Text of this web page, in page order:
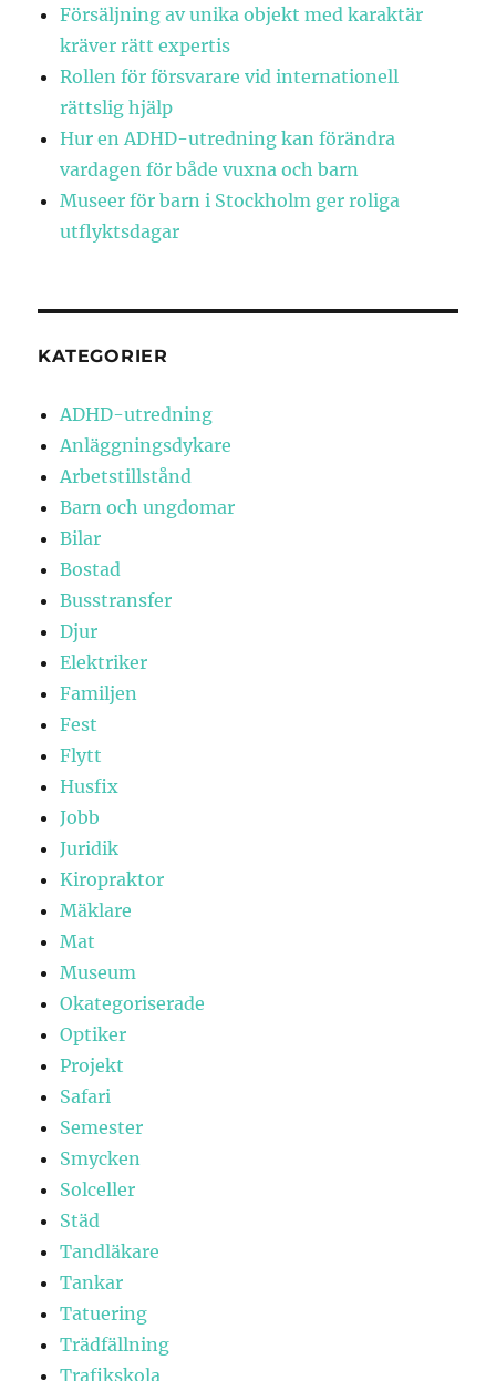
Försäljning av unika objekt med karaktär
kräver rätt expertis
Rollen för försvarare vid internationell
rättslig hjälp
Hur en ADHD-utredning kan förändra
vardagen för både vuxna och barn
Museer för barn i Stockholm ger roliga
utflyktsdagar
KATEGORIER
ADHD-utredning
Anläggningsdykare
Arbetstillstånd
Barn och ungdomar
Bilar
Bostad
Busstransfer
Djur
Elektriker
Familjen
Fest
Flytt
Husfix
Jobb
Juridik
Kiropraktor
Mäklare
Mat
Museum
Okategoriserade
Optiker
Projekt
Safari
Semester
Smycken
Solceller
Städ
Tandläkare
Tankar
Tatuering
Trädfällning
Trafikskola